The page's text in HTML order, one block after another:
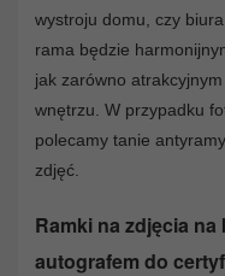
wystroju domu, czy
rama będzie
jak zarówno
wnętrzu. W przypadku
polecamy tanie
zdjęć.
Ramki na zdjęcia
autografem do